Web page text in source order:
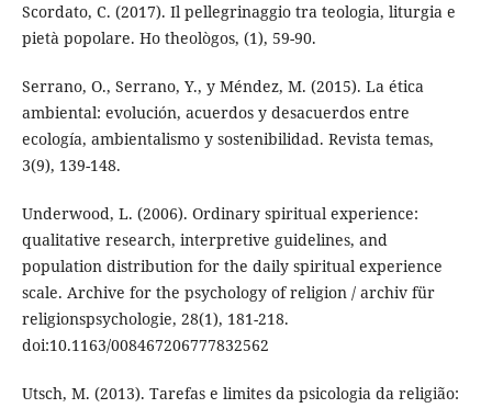
Scordato, C. (2017). Il pellegrinaggio tra teologia, liturgia e
pietà popolare. Ho theològos, (1), 59-90.
Serrano, O., Serrano, Y., y Méndez, M. (2015). La ética
ambiental: evolución, acuerdos y desacuerdos entre
ecología, ambientalismo y sostenibilidad. Revista temas,
3(9), 139-148.
Underwood, L. (2006). Ordinary spiritual experience:
qualitative research, interpretive guidelines, and
population distribution for the daily spiritual experience
scale. Archive for the psychology of religion / archiv für
religionspsychologie, 28(1), 181-218.
doi:10.1163/008467206777832562
Utsch, M. (2013). Tarefas e limites da psicologia da religião: